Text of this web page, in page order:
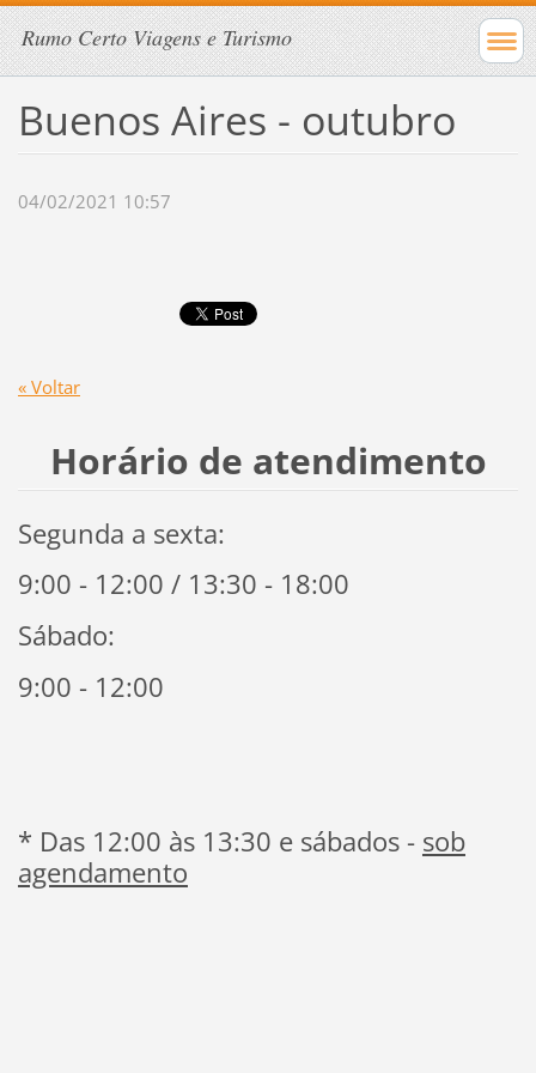
Rumo Certo Viagens e Turismo
Buenos Aires - outubro
04/02/2021 10:57
« Voltar
Horário de atendimento
Segunda a sexta:
9:00 - 12:00 / 13:30 - 18:00
Sábado:
9:00 - 12:00
* Das 12:00 às 13:30 e sábados - sob
agendamento